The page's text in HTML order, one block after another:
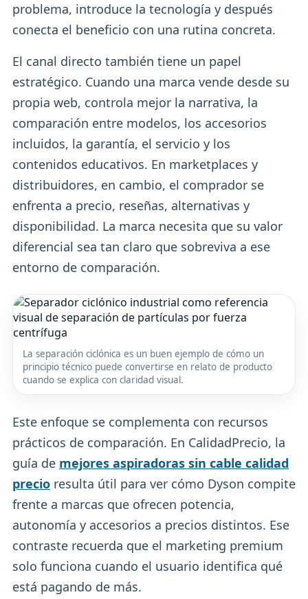
problema, introduce la tecnología y después
conecta el beneficio con una rutina concreta.
El canal directo también tiene un papel
estratégico. Cuando una marca vende desde su
propia web, controla mejor la narrativa, la
comparación entre modelos, los accesorios
incluidos, la garantía, el servicio y los
contenidos educativos. En marketplaces y
distribuidores, en cambio, el comprador se
enfrenta a precio, reseñas, alternativas y
disponibilidad. La marca necesita que su valor
diferencial sea tan claro que sobreviva a ese
entorno de comparación.
La separación ciclónica es un buen ejemplo de cómo un
principio técnico puede convertirse en relato de producto
cuando se explica con claridad visual.
Este enfoque se complementa con recursos
prácticos de comparación. En CalidadPrecio, la
guía de mejores aspiradoras sin cable calidad
precio resulta útil para ver cómo Dyson compite
frente a marcas que ofrecen potencia,
autonomía y accesorios a precios distintos. Ese
contraste recuerda que el marketing premium
solo funciona cuando el usuario identifica qué
está pagando de más.